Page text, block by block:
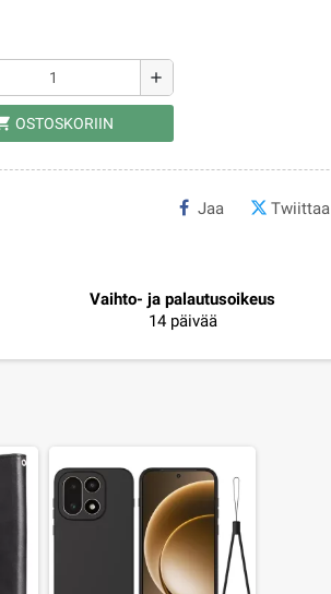
add
OSTOSKORIIN
Jaa Twiittaa
Vaihto- ja palautusoikeus
14 päivää